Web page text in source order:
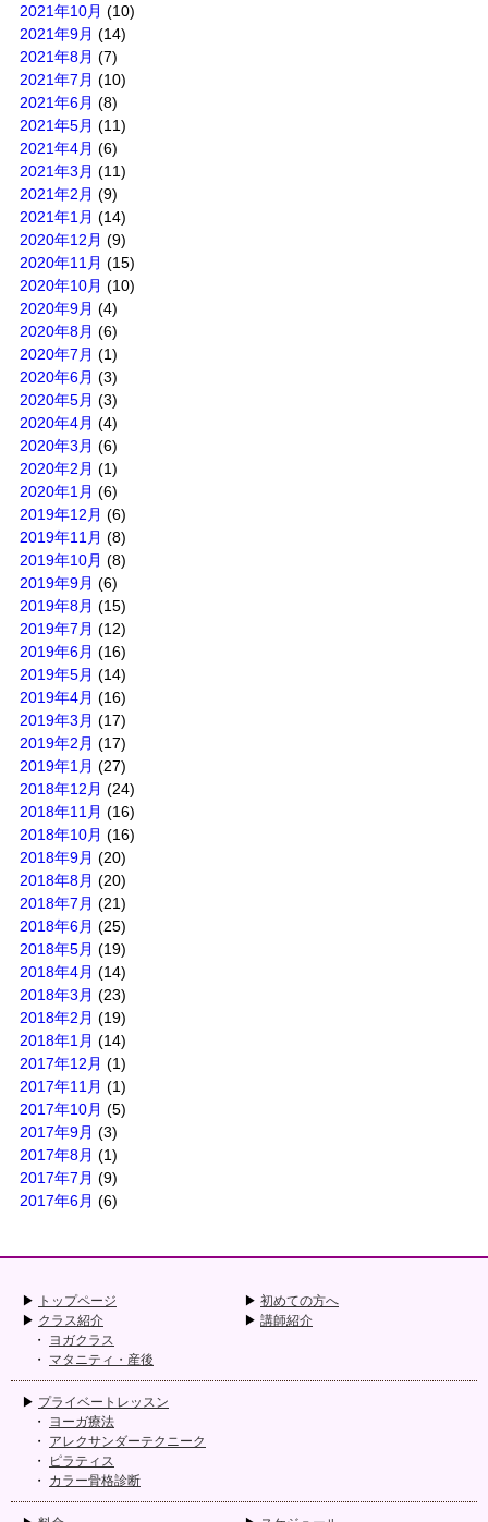
2021年10月 (10)
2021年9月 (14)
2021年8月 (7)
2021年7月 (10)
2021年6月 (8)
2021年5月 (11)
2021年4月 (6)
2021年3月 (11)
2021年2月 (9)
2021年1月 (14)
2020年12月 (9)
2020年11月 (15)
2020年10月 (10)
2020年9月 (4)
2020年8月 (6)
2020年7月 (1)
2020年6月 (3)
2020年5月 (3)
2020年4月 (4)
2020年3月 (6)
2020年2月 (1)
2020年1月 (6)
2019年12月 (6)
2019年11月 (8)
2019年10月 (8)
2019年9月 (6)
2019年8月 (15)
2019年7月 (12)
2019年6月 (16)
2019年5月 (14)
2019年4月 (16)
2019年3月 (17)
2019年2月 (17)
2019年1月 (27)
2018年12月 (24)
2018年11月 (16)
2018年10月 (16)
2018年9月 (20)
2018年8月 (20)
2018年7月 (21)
2018年6月 (25)
2018年5月 (19)
2018年4月 (14)
2018年3月 (23)
2018年2月 (19)
2018年1月 (14)
2017年12月 (1)
2017年11月 (1)
2017年10月 (5)
2017年9月 (3)
2017年8月 (1)
2017年7月 (9)
2017年6月 (6)
トップページ
初めての方へ
クラス紹介
ヨガクラス
マタニティ・産後
講師紹介
プライベートレッスン
ヨーガ療法
アレクサンダーテクニーク
ピラティス
カラー骨格診断